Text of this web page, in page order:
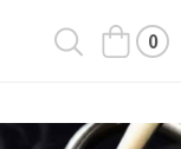
0